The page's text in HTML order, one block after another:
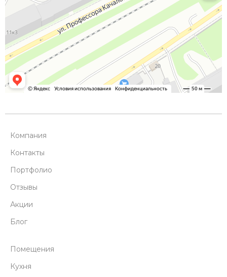
Компания
Контакты
Портфолио
Отзывы
Акции
Блог
Помещения
Кухня